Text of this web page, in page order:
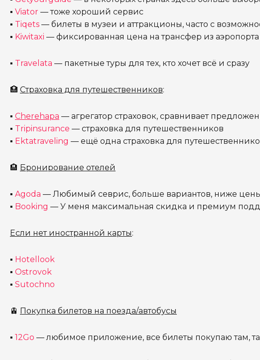
▪ Viator — тоже хороший сервис
▪ Tiqets — билеты в музеи и аттракционы, часто с
▪ Kiwitaxi — фиксированная цена на трансфер из аэропорта
▪ Travelata — пакетные туры для тех, кто хочет всё и сразу
🏥 Страховка для путешественников:
▪ Cherehapa — агрегатор страховок, сравнивает
▪ Tripinsurance — страховка для путешественников
▪ Ektatraveling — ещё одна страховка для
🏨 Бронирование отелей
▪ Agoda — Любимый севрис, больше вариантов, ниже
▪ Booking — У меня максимальная скидка и премиум
Если нет иностранной карты:
▪ Hotellook
▪ Ostrovok
▪ Sutochno
🚊 Покупка билетов на поезда/автобусы
▪ 12Go — любимое приложение, все билеты покупаю там,